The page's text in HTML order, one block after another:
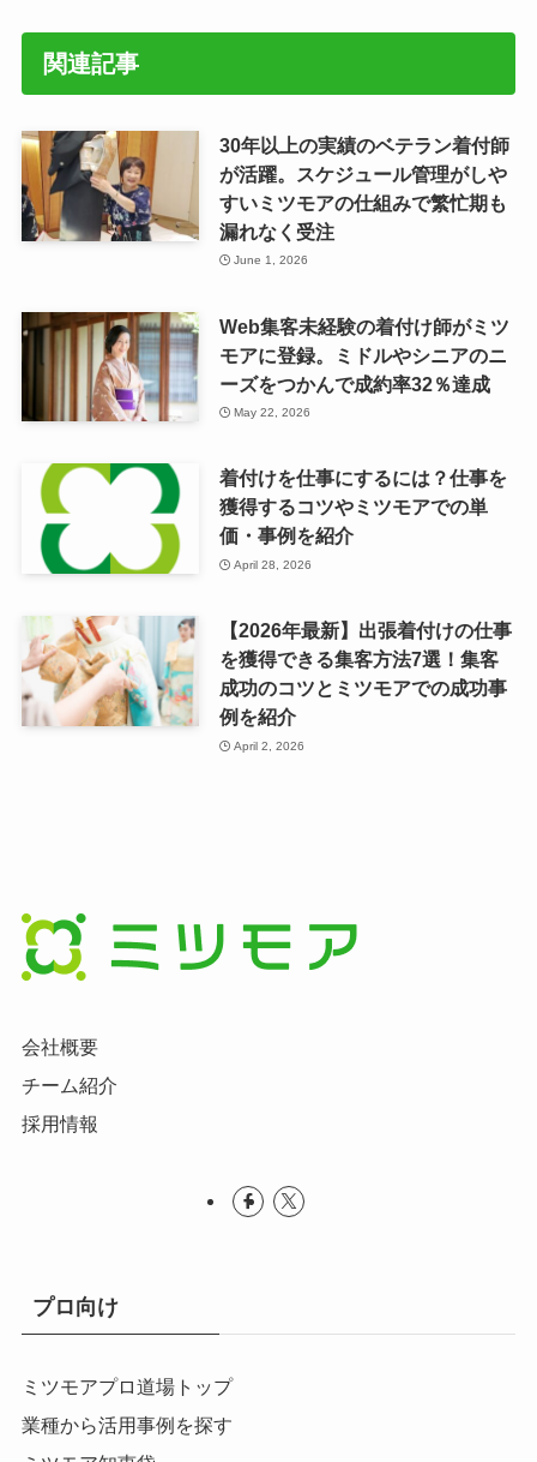
関連記事
30年以上の実績のベテラン着付師
が活躍。スケジュール管理がしや
すいミツモアの仕組みで繁忙期も
漏れなく受注
June 1, 2026
Web集客未経験の着付け師がミツ
モアに登録。ミドルやシニアのニ
ーズをつかんで成約率32％達成
May 22, 2026
着付けを仕事にするには？仕事を
獲得するコツやミツモアでの単
価・事例を紹介
April 28, 2026
【2026年最新】出張着付けの仕事
を獲得できる集客方法7選！集客
成功のコツとミツモアでの成功事
例を紹介
April 2, 2026
会社概要
チーム紹介
採用情報
プロ向け
ミツモアプロ道場トップ
業種から活用事例を探す